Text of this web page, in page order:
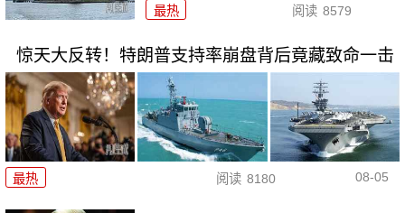
最热 阅读 8579
惊天大反转！特朗普支持率崩盘背后竟藏致命一击
最热 阅读 8180 08-05